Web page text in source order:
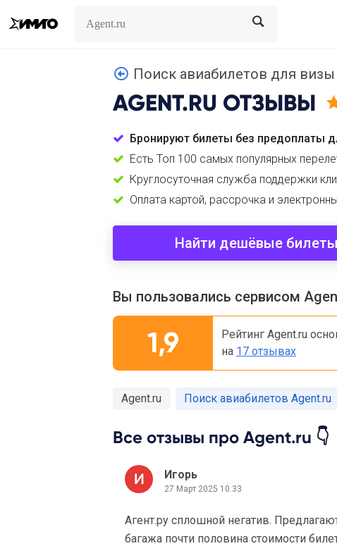
Search
Поиск авиабилетов для визы
AGENT.RU ОТЗЫВЫ
Бронируют билеты без предоплаты
Есть Топ 100 самых популярных
Круглосуточная служба поддержки
Оплата картой, рассрочка и
Найти дешёвые билеты
Вы пользовались сервисом
1,9
Рейтинг Agent.ru
на 17 отзывах
Agent.ru Поиск авиабилетов Agent.ru
Все отзывы про Agent.ru 👇
Игорь
27 Март 2025 10:33
Агент.ру сплошной негатив.
багажа почти половина стоимости